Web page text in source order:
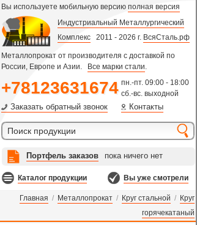
Вы используете мобильную версию полная версия
Индустриальный Металлургический
Комплекс 2011 - 2026 г. ВсяСталь.рф
Металлопрокат от производителя с доставкой по
России, Европе и Азии.
Все марки стали.
+78123631674 пн.-пт. 09:00 - 18:00
сб.-вс. выходной
Заказать обратный звонок Контакты
Портфель заказов пока ничего нет
Каталог продукции Вы уже смотрели
Главная / Металлопрокат / Круг стальной / Круг
горячекатаный